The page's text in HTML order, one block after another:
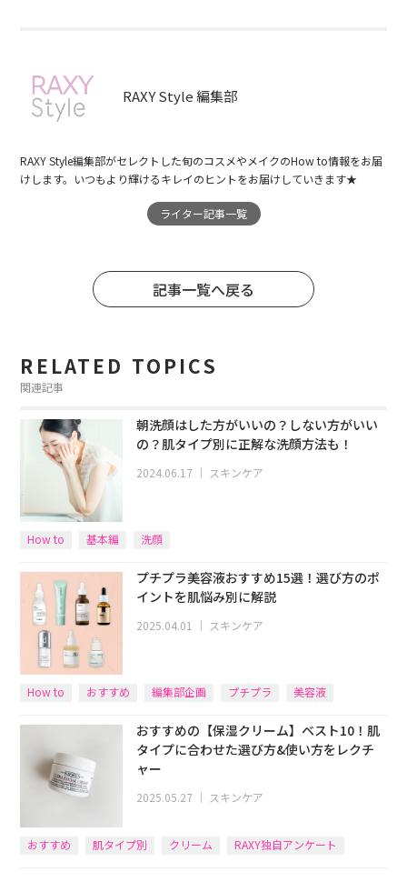
RAXY Style 編集部
RAXY Style編集部がセレクトした旬のコスメやメイクのHow to情報をお届
けします。いつもより輝けるキレイのヒントをお届けしていきます★
ライター記事一覧
記事一覧へ戻る
RELATED TOPICS
関連記事
朝洗顔はした方がいいの？しない方がいい
の？肌タイプ別に正解な洗顔方法も！
2024.06.17 ｜ スキンケア
How to 基本編 洗顔
プチプラ美容液おすすめ15選！選び方のポ
イントを肌悩み別に解説
2025.04.01 ｜ スキンケア
How to おすすめ 編集部企画 プチプラ 美容液
おすすめの【保湿クリーム】ベスト10！肌
タイプに合わせた選び方&使い方をレクチ
ャー
2025.05.27 ｜ スキンケア
おすすめ 肌タイプ別 クリーム RAXY独自アンケート